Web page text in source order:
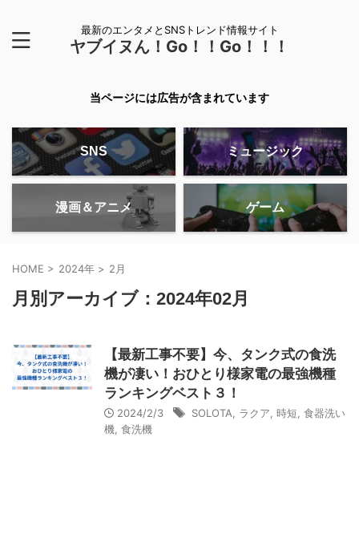
最新のエンタメとSNSトレンド情報サイト
ヤブイヌん！Go！！Go！！！
当ページには広告が含まれています
SNS ミュージック
漫画＆アニメ ゲーム
HOME > 2024年 > 2月
月別アーカイブ：2024年02月
【最新工事不要】今、タンク式の食洗
機が凄い！おひとり様家電の最強機種
ランキングベスト３！
2024/2/3 SOLOTA ラクア 時短 食器洗い
機 食洗機